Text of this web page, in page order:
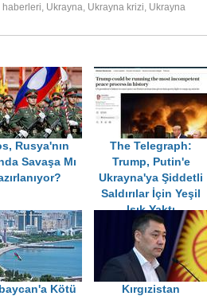
haberleri Ukrayna Ukrayna krizi Ukrayna
Rusya'nın
Savaşa Mı
The Telegraph:
Trump, Putin'e
Ukrayna'ya Şiddetli
Saldırılar İçin Yeşil
Işık Yaktı
Kötü
Kırgızistan